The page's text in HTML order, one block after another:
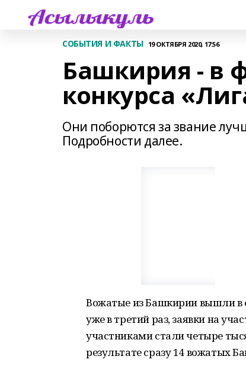
СОБЫТИЯ И ФАКТЫ 19 ОКТЯБРЯ 2020, 17:56
Башкирия - в
конкурса
Они поборются за звание
Подробности далее.
Вожатые из Башкирии вышли в
уже в третий раз, заявки на
участниками стали четыре
результате сразу 14 вожатых